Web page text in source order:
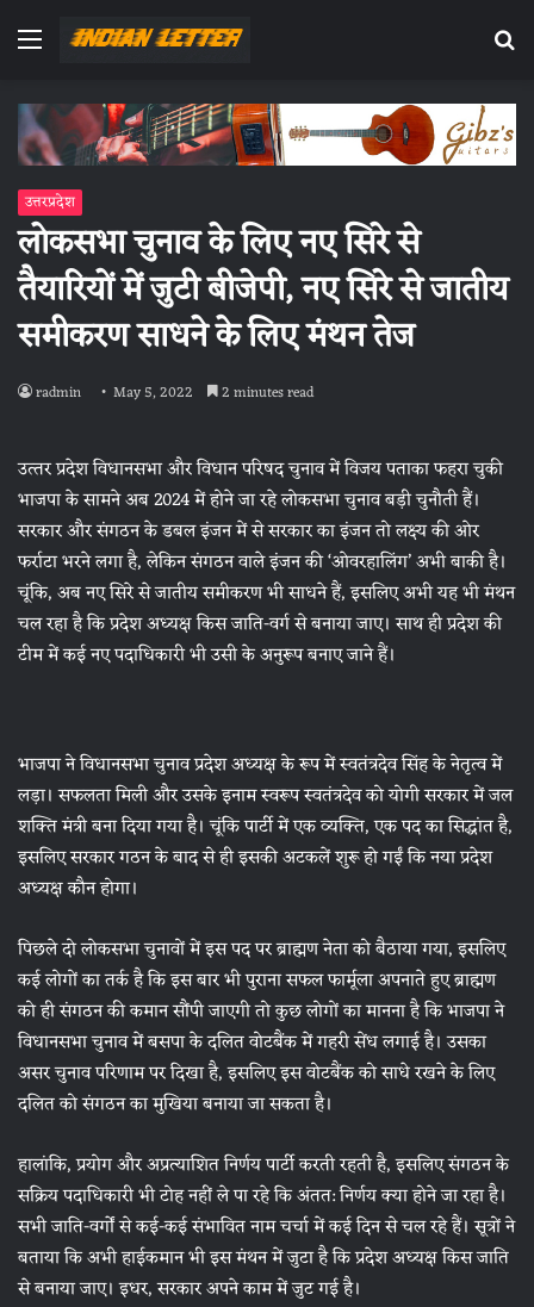
Menu
उत्तरप्रदेश
लोकसभा चुनाव के लिए नए सिरे से
तैयार‍ियों में जुटी बीजेपी, नए सिरे से जातीय
समीकरण साधने के ल‍िए मंथन तेज
radmin May 5, 2022 2 minutes read
उत्‍तर प्रदेश विधानसभा और विधान परिषद चुनाव में विजय पताका फहरा चुकी
भाजपा के सामने अब 2024 में होने जा रहे लोकसभा चुनाव बड़ी चुनौती हैं।
सरकार और संगठन के डबल इंजन में से सरकार का इंजन तो लक्ष्य की ओर
फर्राटा भरने लगा है, लेकिन संगठन वाले इंजन की ‘ओवरहालिंग’ अभी बाकी है।
चूंकि, अब नए सिरे से जातीय समीकरण भी साधने हैं, इसलिए अभी यह भी मंथन
चल रहा है कि प्रदेश अध्यक्ष किस जाति-वर्ग से बनाया जाए। साथ ही प्रदेश की
टीम में कई नए पदाधिकारी भी उसी के अनुरूप बनाए जाने हैं।
भाजपा ने विधानसभा चुनाव प्रदेश अध्यक्ष के रूप में स्वतंत्रदेव सिंह के नेतृत्व में
लड़ा। सफलता मिली और उसके इनाम स्वरूप स्वतंत्रदेव को योगी सरकार में जल
शक्ति मंत्री बना दिया गया है। चूंकि पार्टी में एक व्यक्ति, एक पद का सिद्धांत है,
इसलिए सरकार गठन के बाद से ही इसकी अटकलें शुरू हो गईं कि नया प्रदेश
अध्यक्ष कौन होगा।
पिछले दो लोकसभा चुनावों में इस पद पर ब्राह्मण नेता को बैठाया गया, इसलिए
कई लोगों का तर्क है कि इस बार भी पुराना सफल फार्मूला अपनाते हुए ब्राह्मण
को ही संगठन की कमान सौंपी जाएगी तो कुछ लोगों का मानना है कि भाजपा ने
विधानसभा चुनाव में बसपा के दलित वोटबैंक में गहरी सेंध लगाई है। उसका
असर चुनाव परिणाम पर दिखा है, इसलिए इस वोटबैंक को साधे रखने के लिए
दलित को संगठन का मुखिया बनाया जा सकता है।
हालांकि, प्रयोग और अप्रत्याशित निर्णय पार्टी करती रहती है, इसलिए संगठन के
सक्रिय पदाधिकारी भी टोह नहीं ले पा रहे कि अंतत: निर्णय क्या होने जा रहा है।
सभी जाति-वर्गों से कई-कई संभावित नाम चर्चा में कई दिन से चल रहे हैं। सूत्रों ने
बताया कि अभी हाईकमान भी इस मंथन में जुटा है कि प्रदेश अध्यक्ष किस जाति
से बनाया जाए। इधर, सरकार अपने काम में जुट गई है।